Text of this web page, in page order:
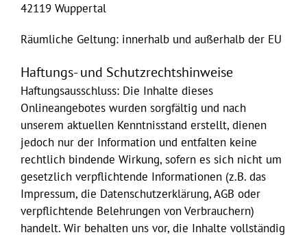
42119 Wuppertal
Räumliche Geltung: innerhalb und außerhalb der EU
Haftungs- und Schutzrechtshinweise
Haftungsausschluss: Die Inhalte dieses
Onlineangebotes wurden sorgfältig und nach
unserem aktuellen Kenntnisstand erstellt, dienen
jedoch nur der Information und entfalten keine
rechtlich bindende Wirkung, sofern es sich nicht um
gesetzlich verpflichtende Informationen (z.B. das
Impressum, die Datenschutzerklärung, AGB oder
verpflichtende Belehrungen von Verbrauchern)
handelt. Wir behalten uns vor, die Inhalte vollständig